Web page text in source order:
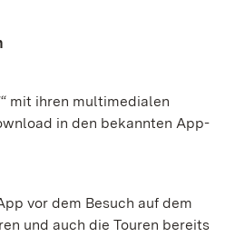
mit ihren multimedialen
in den bekannten App-
vor dem Besuch auf dem
und auch die Touren bereits